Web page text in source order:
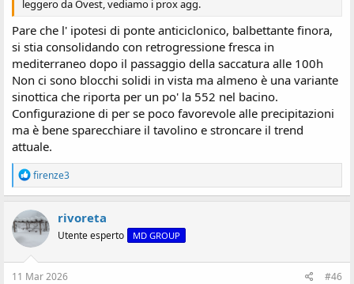
leggero da Ovest, vediamo i prox agg.
Pare che l' ipotesi di ponte anticiclonico, balbettante finora,
si stia consolidando con retrogressione fresca in
mediterraneo dopo il passaggio della saccatura alle 100h
Non ci sono blocchi solidi in vista ma almeno è una variante
sinottica che riporta per un po' la 552 nel bacino.
Configurazione di per se poco favorevole alle precipitazioni
ma è bene sparecchiare il tavolino e stroncare il trend
attuale.
R
e
a
z
i
o
n
i
:
firenze3
rivoreta
Utente esperto MD GROUP
11 Mar 2026 #46